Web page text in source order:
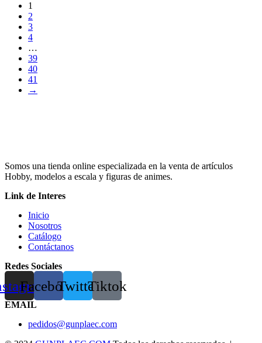
1
2
3
4
…
39
40
41
→
Somos una tienda online especializada en la venta de artículos
Hobby, modelos a escala y figuras de animes.
Link de Interes
Inicio
Nosotros
Catálogo
Contáctanos
Redes Sociales
FacebookTwitterTiktok
EMAIL
pedidos@gunplaec.com